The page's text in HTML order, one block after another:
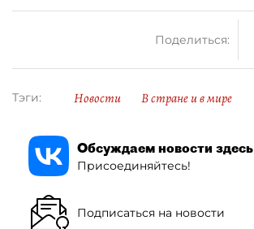
Поделиться:
Тэги: Новости В стране и в мире
Обсуждаем новости здесь
Присоединяйтесь!
Подписаться на новости